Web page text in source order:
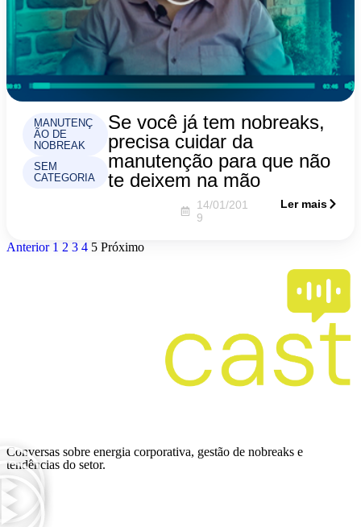
MANUTENÇ
ÃO DE
NOBREAK
SEM
CATEGORIA
Se você já tem nobreaks,
precisa cuidar da
manutenção para que não
te deixem na mão
14/01/201
9
Ler mais
Anterior 1 2 3 4 5 Próximo
Conversas sobre energia corporativa, gestão de nobreaks e
tendências do setor.